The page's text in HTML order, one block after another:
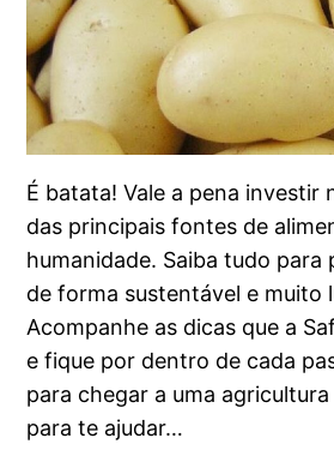
É batata! Vale a pena investir
das principais fontes de
humanidade. Saiba tudo para
de forma sustentável e muito
Acompanhe as dicas que a
e fique por dentro de cada
para chegar a uma agricultura
para te ajudar…